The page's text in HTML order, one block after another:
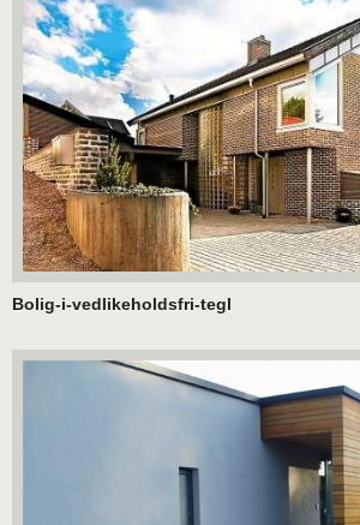
Bolig-i-vedlikeholdsfri-tegl